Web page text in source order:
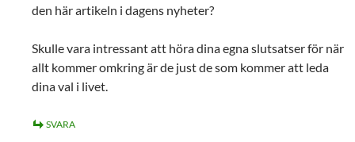
den här artikeln i dagens nyheter?
Skulle vara intressant att höra dina egna slutsatser för när
allt kommer omkring är de just de som kommer att leda
dina val i livet.
SVARA